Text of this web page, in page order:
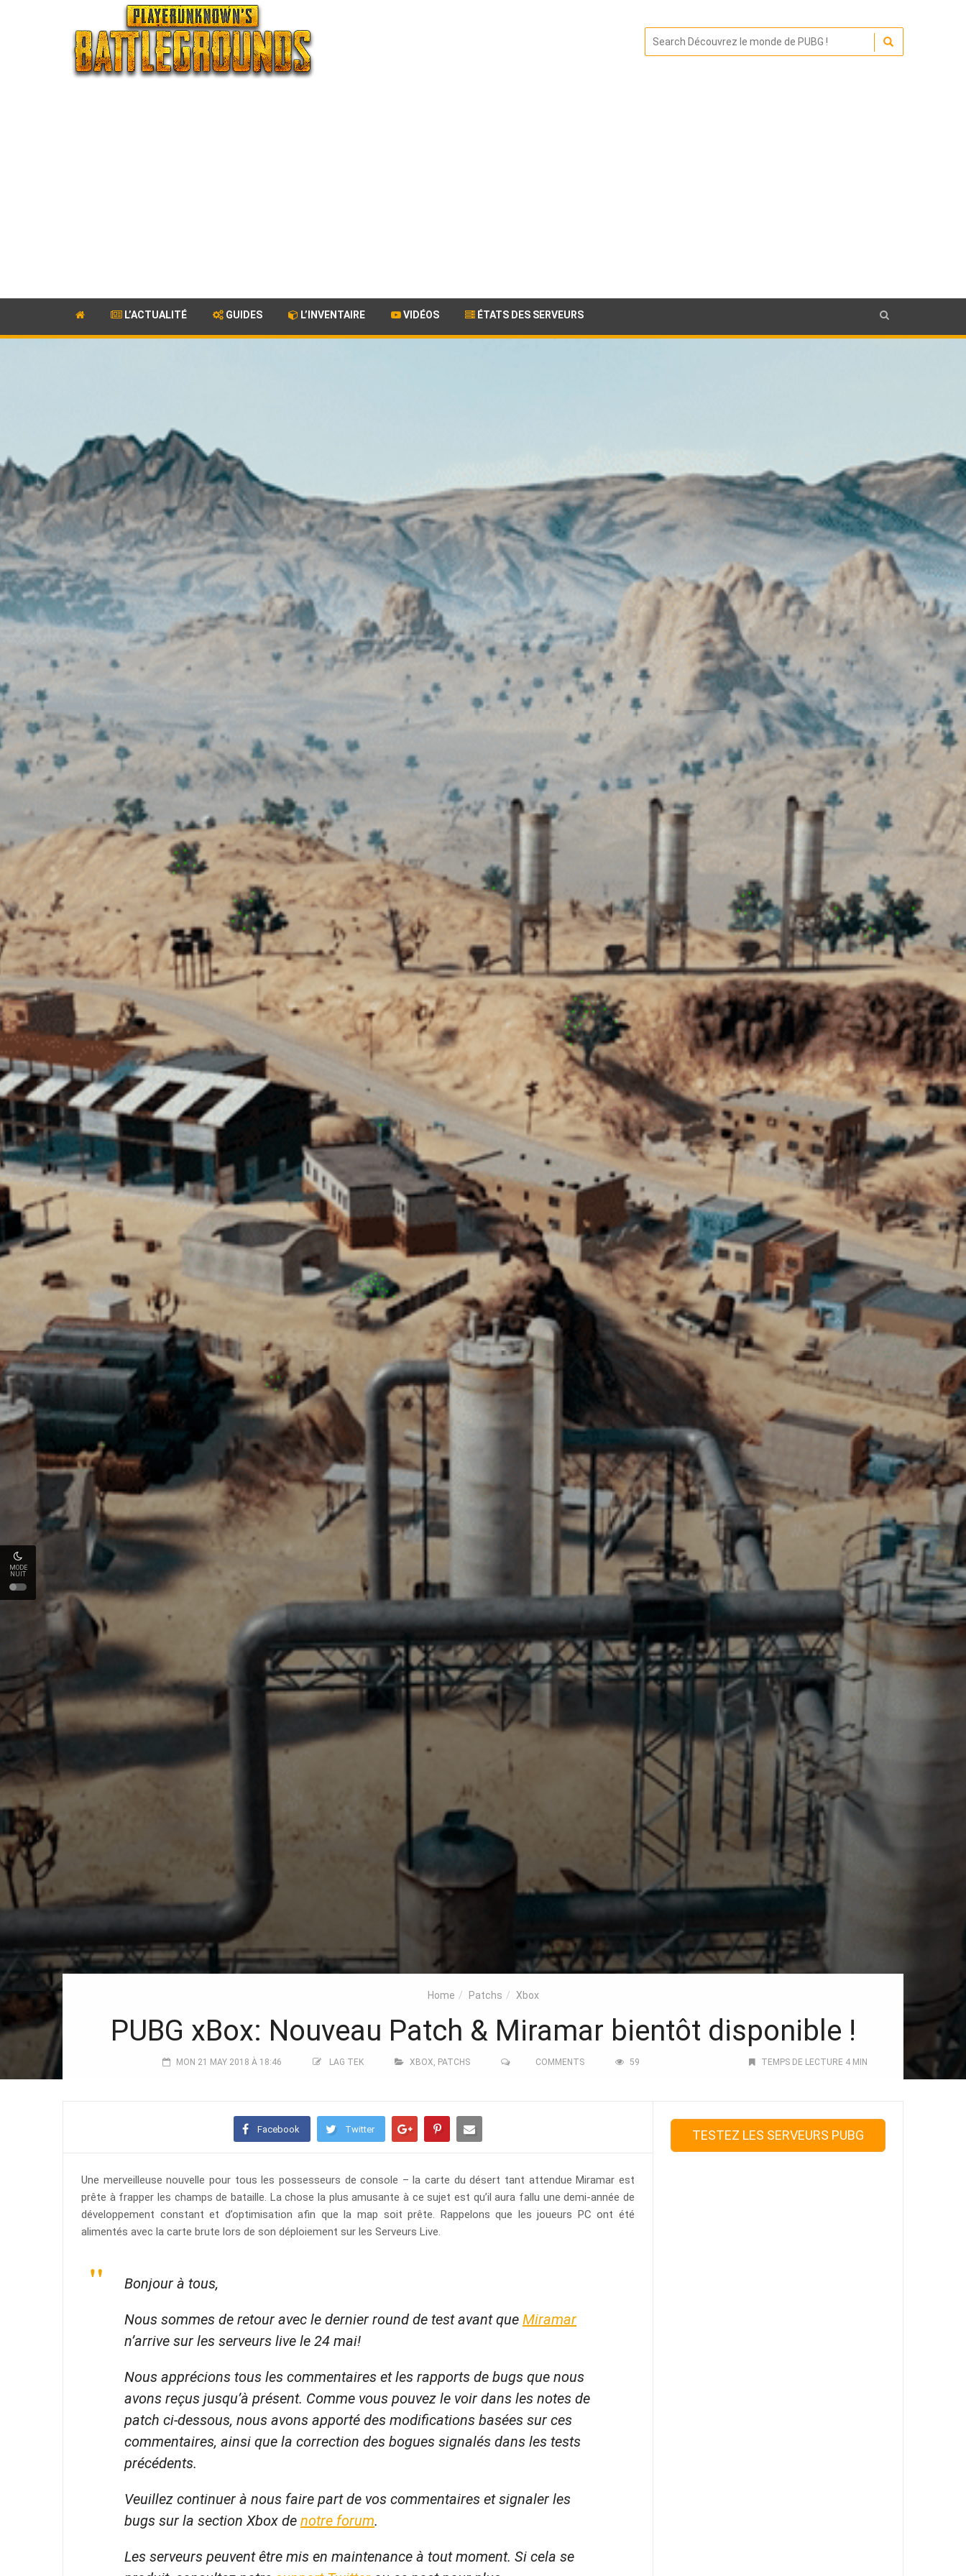
MODE
NUIT
L’ACTUALITÉ GUIDES L’INVENTAIRE VIDÉOS ÉTATS DES SERVEURS
Home Patchs Xbox
PUBG xBox: Nouveau Patch & Miramar bientôt disponible !
MON 21 MAY 2018 À 18:46 LAG TEK XBOX, PATCHS TEMPS DE LECTURE 4 MIN
COMMENTS 59
Facebook Twitter
Une merveilleuse nouvelle pour tous les possesseurs de console – la carte du désert tant attendue Miramar est
prête à frapper les champs de bataille. La chose la plus amusante à ce sujet est qu’il aura fallu une demi-année de
développement constant et d’optimisation afin que la map soit prête. Rappelons que les joueurs PC ont été
alimentés avec la carte brute lors de son déploiement sur les Serveurs Live.
Bonjour à tous,
Nous sommes de retour avec le dernier round de test avant que Miramar
n’arrive sur les serveurs live le 24 mai!
Nous apprécions tous les commentaires et les rapports de bugs que nous
avons reçus jusqu’à présent. Comme vous pouvez le voir dans les notes de
patch ci-dessous, nous avons apporté des modifications basées sur ces
commentaires, ainsi que la correction des bogues signalés dans les tests
précédents.
Veuillez continuer à nous faire part de vos commentaires et signaler les
bugs sur la section Xbox de notre forum.
Les serveurs peuvent être mis en maintenance à tout moment. Si cela se
TESTEZ LES SERVEURS PUBG